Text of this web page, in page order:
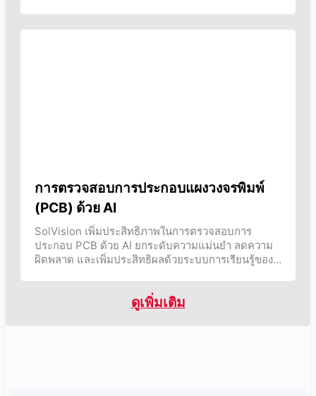
การตรวจสอบการประกอบแผงวงจรพิมพ์
(PCB) ด้วย AI
SolVision เพิ่มประสิทธิภาพในการตรวจสอบการ
ประกอบ PCB ด้วย AI ยกระดับความแม่นยำ ลดความ
ผิดพลาด และเพิ่มประสิทธิผลด้วยระบบการเรียนรู้ของ
ดูเพิ่มเติม